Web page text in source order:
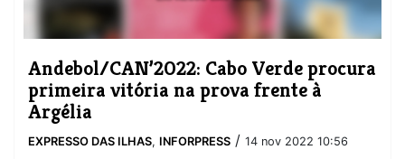
Andebol/CAN’2022: Cabo Verde procura
primeira vitória na prova frente à
Argélia
EXPRESSO DAS ILHAS, INFORPRESS / 14 nov 2022 10:56